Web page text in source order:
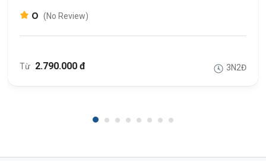
0 (No Review)
Từ 2.790.000 đ 3N2Đ